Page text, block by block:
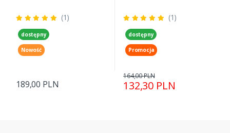
(1)
dostępny
Nowość
189,00 PLN
(1)
dostępny
Promocja
132,30 PLN
164,00 PLN